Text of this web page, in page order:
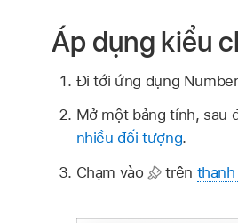
Áp dụng kiểu
Đi tới ứng dụng
Mở một bảng tính, sau
nhiều đối tượng.
Chạm vào
trên